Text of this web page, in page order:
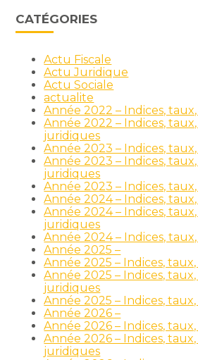
CATÉGORIES
Actu Fiscale
Actu Juridique
Actu Sociale
actualite
Année 2022 – Indices,
Année 2022 – Indices,
juridiques
Année 2023 – Indices,
Année 2023 – Indices,
juridiques
Année 2023 – Indices,
Année 2024 – Indices,
Année 2024 – Indices,
juridiques
Année 2024 – Indices,
Année 2025 –
Année 2025 – Indices,
Année 2025 – Indices,
juridiques
Année 2025 – Indices,
Année 2026 –
Année 2026 – Indices,
Année 2026 – Indices,
juridiques